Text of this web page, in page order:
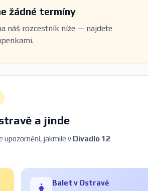
žádné termíny
náš rozcestník níže — najdete
a jinde
upozornění, jakmile v Divadlo 12
Balet v Ostravě